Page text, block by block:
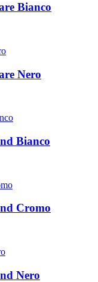
Bianco
Nero
Bianco
Cromo
Nero